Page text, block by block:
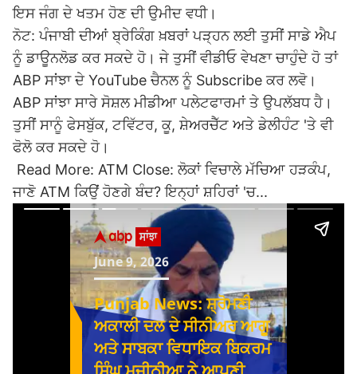
ਇਸ ਜੰਗ ਦੇ ਖਤਮ ਹੋਣ ਦੀ ਉਮੀਦ ਵਧੀ।
ਨੋਟ: ਪੰਜਾਬੀ ਦੀਆਂ ਬ੍ਰੇਕਿੰਗ ਖ਼ਬਰਾਂ ਪੜ੍ਹਨ ਲਈ ਤੁਸੀਂ ਸਾਡੇ ਐਪ
ਨੂੰ ਡਾਊਨਲੋਡ ਕਰ ਸਕਦੇ ਹੋ। ਜੇ ਤੁਸੀਂ ਵੀਡੀਓ ਵੇਖਣਾ ਚਾਹੁੰਦੇ ਹੋ ਤਾਂ
ABP ਸਾਂਝਾ ਦੇ YouTube ਚੈਨਲ ਨੂੰ Subscribe ਕਰ ਲਵੋ।
ABP ਸਾਂਝਾ ਸਾਰੇ ਸੋਸ਼ਲ ਮੀਡੀਆ ਪਲੇਟਫਾਰਮਾਂ ਤੇ ਉਪਲੱਬਧ ਹੈ।
ਤੁਸੀਂ ਸਾਨੂੰ ਫੇਸਬੁੱਕ, ਟਵਿੱਟਰ, ਕੂ, ਸ਼ੇਅਰਚੈੱਟ ਅਤੇ ਡੇਲੀਹੰਟ 'ਤੇ ਵੀ
ਫੋਲੋ ਕਰ ਸਕਦੇ ਹੋ।
Read More: ATM Close: ਲੋਕਾਂ ਵਿਚਾਲੇ ਮੱਚਿਆ ਹੜਕੰਪ,
ਜਾਣੋ ATM ਕਿਉਂ ਹੋਣਗੇ ਬੰਦ? ਇਨ੍ਹਾਂ ਸ਼ਹਿਰਾਂ 'ਚ...